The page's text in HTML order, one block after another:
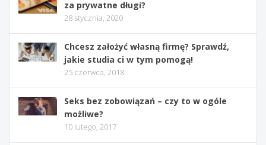
za prywatne długi?
28 stycznia, 2020
Chcesz założyć własną firmę? Sprawdź,
jakie studia ci w tym pomogą!
25 czerwca, 2018
Seks bez zobowiązań – czy to w ogóle
możliwe?
10 lutego, 2017